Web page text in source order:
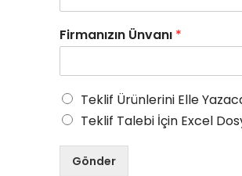
Firmanızın Ünvanı *
Teklif Ürünlerini Elle
Teklif Talebi İçin Excel
Gönder